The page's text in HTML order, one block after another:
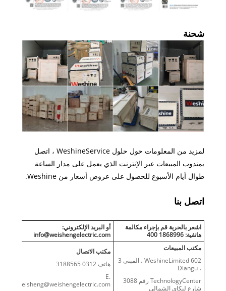
شحنة
لمزيد من المعلومات حول حلول WeshineService ، اتصل
بمندوب المبيعات عبر الإنترنت الذي يعمل على مدار الساعة
طوال أيام الأسبوع للحصول على عروض أسعار من Weshine.
اتصل بنا
اشعر بالحرية قم بإجراء مكالمة
هاتفية: 1868996 400
أو البريد الإلكتروني:
info@weishengelectric.com
مكتب المبيعات
WeshineLimited 602 ، المبنى 3
، Diangu
TechnologyCenter رقم 3088
شارع ليكاي الشمالي
مكتب الاتصال
هاتف 0312 3188565
E.
bdweisheng@weishengelectric.com